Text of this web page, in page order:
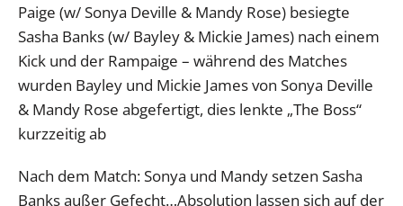
Paige (w/ Sonya Deville & Mandy Rose) besiegte
Sasha Banks (w/ Bayley & Mickie James) nach einem
Kick und der Rampaige – während des Matches
wurden Bayley und Mickie James von Sonya Deville
& Mandy Rose abgefertigt, dies lenkte „The Boss“
kurzzeitig ab
Nach dem Match: Sonya und Mandy setzen Sasha
Banks außer Gefecht…Absolution lassen sich auf der